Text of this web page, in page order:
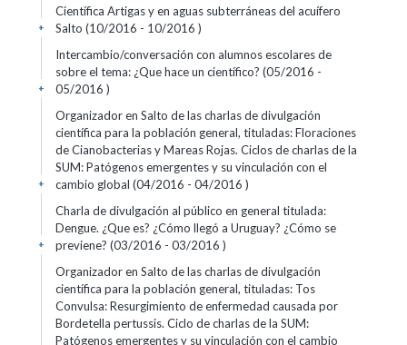
Científica Artigas y en aguas subterráneas del acuífero
Salto (10/2016 - 10/2016 )
+
Intercambio/conversación con alumnos escolares de
sobre el tema: ¿Que hace un científico? (05/2016 -
05/2016 )
+
Organizador en Salto de las charlas de divulgación
científica para la población general, tituladas: Floraciones
de Cianobacterias y Mareas Rojas. Ciclos de charlas de la
SUM: Patógenos emergentes y su vinculación con el
cambio global (04/2016 - 04/2016 )
+
Charla de divulgación al público en general titulada:
Dengue. ¿Que es? ¿Cómo llegó a Uruguay? ¿Cómo se
previene? (03/2016 - 03/2016 )
+
Organizador en Salto de las charlas de divulgación
científica para la población general, tituladas: Tos
Convulsa: Resurgimiento de enfermedad causada por
Bordetella pertussis. Ciclo de charlas de la SUM:
Patógenos emergentes y su vinculación con el cambio